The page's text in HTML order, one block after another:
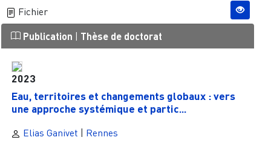
Fichier
Publication | Thèse de doctorat
2023
Eau, territoires et changements globaux : vers
une approche systémique et partic...
Elias Ganivet Rennes